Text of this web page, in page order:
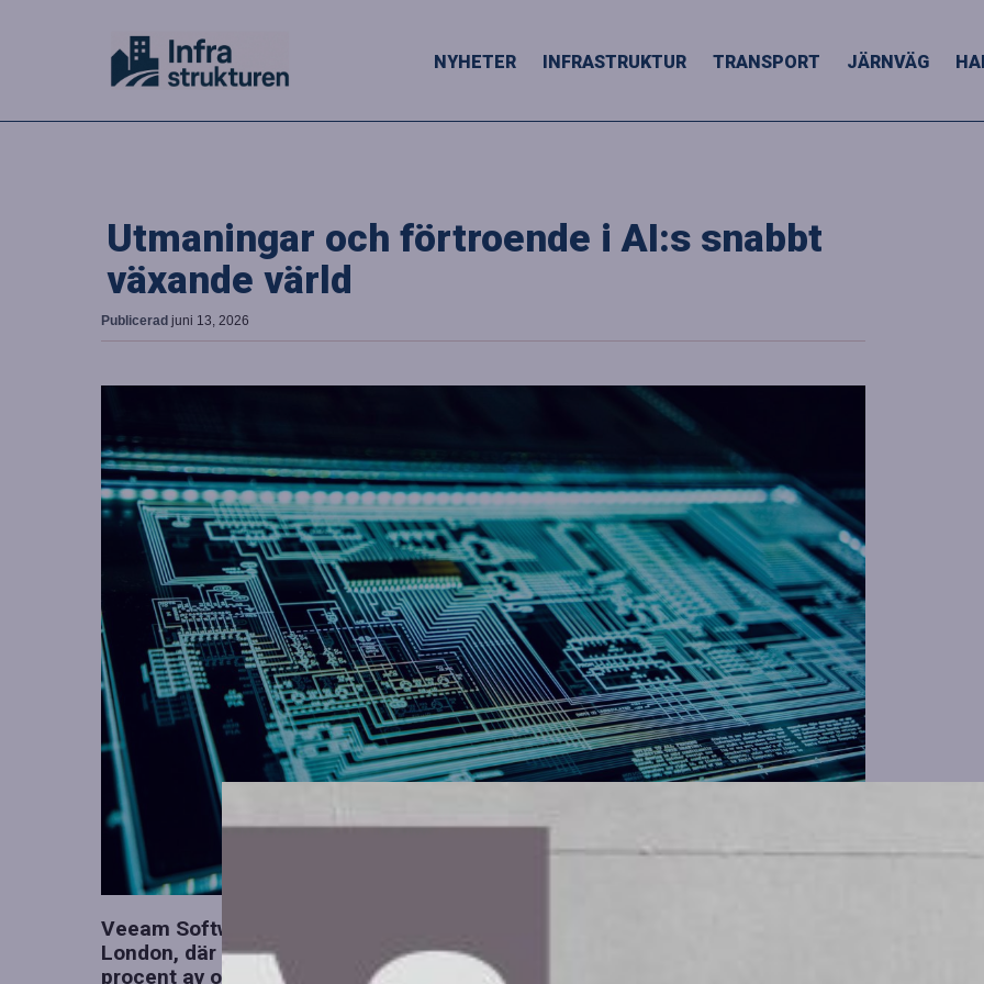
NYHETER INFRASTRUKTUR TRANSPORT JÄRNVÄG
Utmaningar och förtroende i AI:s snabbt
växande värld
Publicerad juni 13, 2026
Veeam Software har nyligen offentliggjort en global rapport under VeeamON
London, där en tydlig klyfta i företags AI-strategier framträder. Trots att 88
procent av organisationerna antingen använder eller testar AI-teknologi, är